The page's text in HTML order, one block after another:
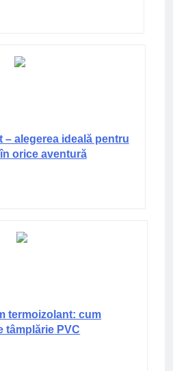
– alegerea ideală pentru
orice aventură
termoizolant: cum
tâmplărie PVC